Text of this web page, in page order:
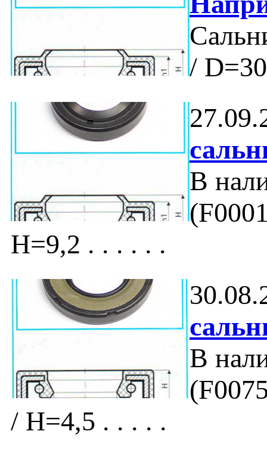
/
В
H=9,2 . . . . . .
В
/ H=4,5 . . . . .